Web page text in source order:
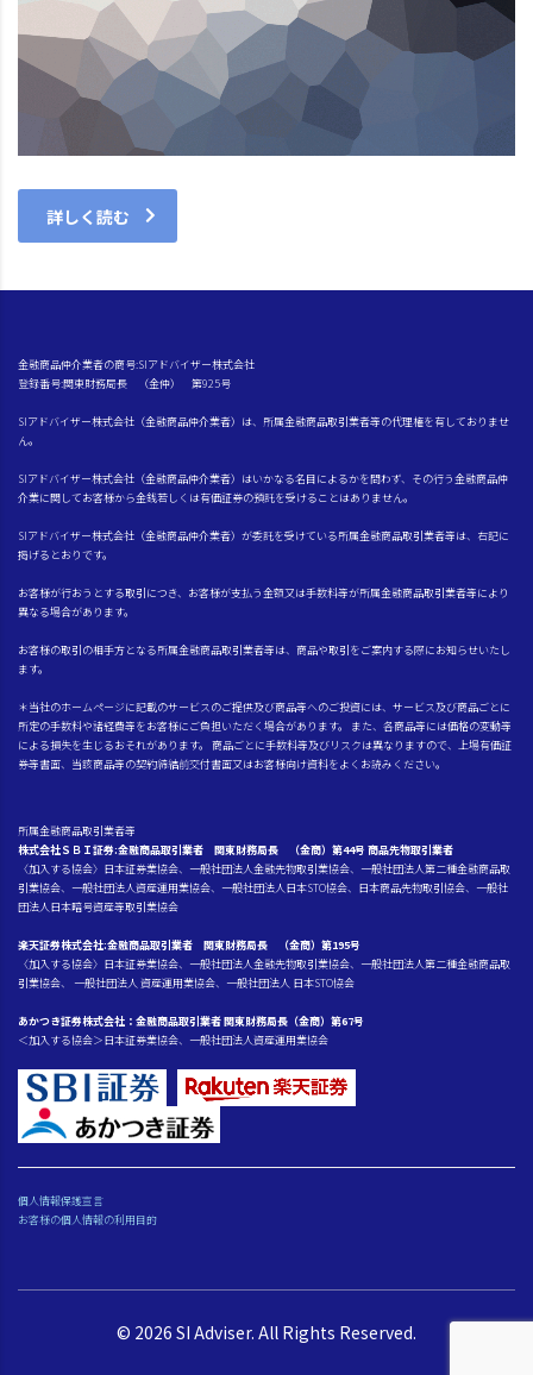
詳しく読む
金融商品仲介業者の商号:SIアドバイザー株式会社
登録番号:関東財務局長 （金仲） 第925号
SIアドバイザー株式会社（金融商品仲介業者）は、所属金融商品取引業者等の代理権を有しておりませ
ん。
SIアドバイザー株式会社（金融商品仲介業者）はいかなる名目によるかを問わず、その行う金融商品仲
介業に関してお客様から金銭若しくは有価証券の預託を受けることはありません。
SIアドバイザー株式会社（金融商品仲介業者）が委託を受けている所属金融商品取引業者等は、右記に
掲げるとおりです。
お客様が行おうとする取引につき、お客様が支払う金額又は手数料等が所属金融商品取引業者等により
異なる場合があります。
お客様の取引の相手方となる所属金融商品取引業者等は、商品や取引をご案内する際にお知らせいたし
ます。
＊当社のホームページに記載のサービスのご提供及び商品等へのご投資には、サービス及び商品ごとに
所定の手数料や諸経費等をお客様にご負担いただく場合があります。 また、各商品等には価格の変動等
による損失を生じるおそれがあります。 商品ごとに手数料等及びリスクは異なりますので、上場有価証
券等書面、当該商品等の契約締結前交付書面又はお客様向け資料をよくお読みください。
所属金融商品取引業者等
株式会社ＳＢＩ証券:金融商品取引業者 関東財務局長 （金商）第44号 商品先物取引業者
〈加入する協会〉日本証券業協会、一般社団法人金融先物取引業協会、一般社団法人第二種金融商品取
引業協会、一般社団法人資産運用業協会、一般社団法人日本STO協会、日本商品先物取引協会、一般社
団法人日本暗号資産等取引業協会
楽天証券株式会社:金融商品取引業者 関東財務局長 （金商）第195号
〈加入する協会〉日本証券業協会、一般社団法人金融先物取引業協会、一般社団法人第二種金融商品取
引業協会、 一般社団法人 資産運用業協会、一般社団法人 日本STO協会
あかつき証券株式会社：金融商品取引業者 関東財務局長（金商）第67号
＜加入する協会＞日本証券業協会、一般社団法人資産運用業協会
個人情報保護宣言
お客様の個人情報の利用目的
© 2026 SI Adviser. All Rights Reserved.